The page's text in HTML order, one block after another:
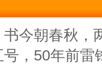
朝春秋，
，50年前